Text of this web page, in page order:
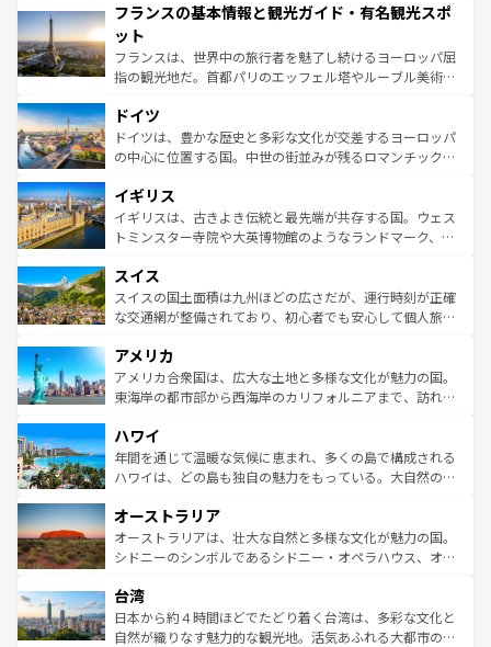
ませてくれるイタリアで、忘れられない旅をしてみよう！
なお、新着のイタリア情報は
しい。
文化が根付くこの国では、情熱的なフラメンコ、熱気あふ
れる闘牛、そして美味しいタパスが生活の一部となってい
る。首都マドリードの洗練された雰囲気や、バルセロナの
アートに溢れた街角から、地方では古代ローマ遺跡や中世
せる。地方によって風土や気候が異なるスペインはその個
性で訪れる人を魅了する。 なお、新着のスペイン情報は コ
ンテンツ一覧を参照してほしい。
フランスの基本情報と観光ガイド・有名観光スポ
ット
フランスは、世界中の旅行者を魅了し続けるヨーロッパ屈
指の観光地だ。首都パリのエッフェル塔やルーブル美術館
で、幅広い魅力が詰まっている。華麗な宮殿、歴史的な大
聖堂、美しいビーチ、そして豊かな自然が、訪れる者を心
から魅了する。また、フランスは美食の国としても知ら
いる。シャンパンの発祥地であるランス、プロヴァンスの
香り高いラベンダー畑など、多彩な楽しみ方が可能だ。さ
らに、パリ以外の地域にも魅力が溢れており、どの街角に
れる地方に足を運ぶとそれぞれで全く異なる文化を体験で
きるだろう。 なお、新着のフランス情報はコンテンツ一覧
を参照してほしい。
ドイツ
ドイツは、豊かな歴史と多彩な文化が交差するヨーロッパ
の中心に位置する国。中世の街並みが残るロマンチック街
顔を持つこの国は、どこを歩いても飽きることがない。ベ
ルリンの文化的活気、バイエルン州のアルプスの絶景、そ
してライン川沿いのワイン畑といった風景は必見。ビール
は、お酒好きな人にはぜひ体験してほしい。 なお、新着の
ドイツ情報はコンテンツ一覧を参照してほしい。
イギリス
イギリスは、古きよき伝統と最先端が共存する国。ウェス
トミンスター寺院や大英博物館のようなランドマーク、歴
リアごとに異なる魅力がある。また、優雅なアフタヌーン
ティー、ビール好きにはたまらない英国パブ、サッカー観
戦など、本場だからこそできる体験も豊富。イギリスを旅
ンツ一覧を参照してほしい。
スイス
スイスの国土面積は九州ほどの広さだが、運行時刻が正確
な交通網が整備されており、初心者でも安心して個人旅行
の建物がそのまま残る町や、スイスならではのユニークな
博物館もあり、アルプス観光だけでなく町歩きも満喫する
ことができる。国民の所得が高いため物価も高いが、旅行
ば市内交通費無料で観光を楽しむこともできる。 なお、新
着のスイス情報はコンテンツ一覧 を参照してほしい。
アメリカ
アメリカ合衆国は、広大な土地と多様な文化が魅力の国。
東海岸の都市部から西海岸のカリフォルニアまで、訪れる
のような巨大都市は、観光、ショッピング、エンターテイ
ンメントが詰まった刺激的なスポットだ。一方、アメリカ
西部には大自然が広がり、グランドキャニオンやイエロー
部のニューオーリンズでは、音楽と美食が融合した独特の
文化が魅力。旅行者はアメリカの各地域で異なる魅力を楽
しみながら、その多様性と豊かな歴史を感じることができ
ならではの贅沢な旅のスタイルだ。 なお、新着のアメリカ
情報はコンテンツ一覧を参照してほしい。
ハワイ
年間を通じて温暖な気候に恵まれ、多くの島で構成される
ハワイは、どの島も独自の魅力をもっている。大自然の神
ワイ島は見逃せない。また、定番の観光地といえばオアフ
島だが、静かな自然を求めるならマウイ島やカウアイ島が
おすすめ。エメラルドグリーンに輝く海をはじめ、豊かな
れるおもてなしの心で訪れる人々を迎えてくれるハワイの
人々、おいしいローカルフードやハワイアンミュージッ
ク、伝統的なフラダンスなど、すべてがハワイの魅力を彩
オーストラリア
オーストラリアは、壮大な自然と多様な文化が魅力の国。
シドニーのシンボルであるシドニー・オペラハウス、オー
リアリーフや大陸中央部にそびえるウルル（エアーズロッ
ク）、タスマニアの美しい原生林やケアンズの熱帯雨林な
ど、見どころがたくさん。また、カフェやワイン、オージ
台湾
日本から約４時間ほどでたどり着く台湾は、多彩な文化と
自然が織りなす魅力的な観光地。活気あふれる大都市の台